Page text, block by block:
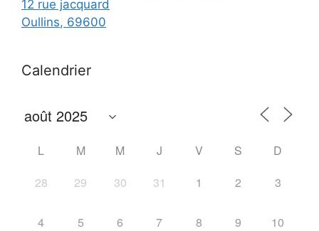
12 rue jacquard
Oullins, 69600
Calendrier
L M M J V S
D
28
29 30 31 1 2 3
4 5 6 7 8 9 10